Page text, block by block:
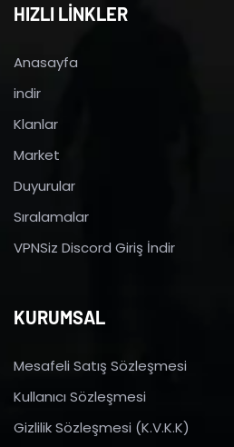
HIZLI LİNKLER
Anasayfa
indir
Klanlar
Market
Duyurular
Sıralamalar
VPNSiz Discord Giriş İndir
KURUMSAL
Mesafeli Satış Sözleşmesi
Kullanıcı Sözleşmesi
Gizlilik Sözleşmesi (K.V.K.K)